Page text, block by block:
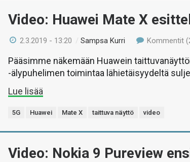
Video: Huawei Mate X
2.3.2019 - 13:20 /Sampsa Kurri Kommentit
Pääsimme näkemään Huawein
-älypuhelimen toimintaa lähietäisyydeltä
Lue lisää
5G Huawei Mate X taittuva näyttö video
Video: Nokia 9 Pureview